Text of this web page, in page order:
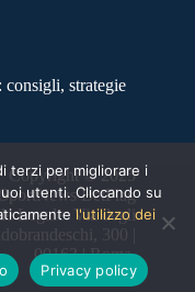
consigli, strategie
Copyright © 2025
SportNews BetFlag
Legale: Via degli
300 |
00163 | Roma
terzi per migliorare i
utenti. Cliccando su
l'utilizzo dei
Privacy policy